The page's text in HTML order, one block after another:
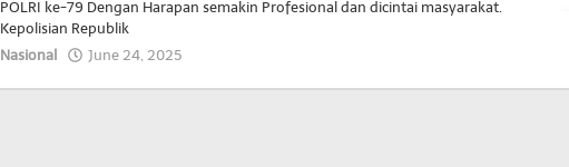
POLRI ke-79 Dengan Harapan semakin Profesional dan dicintai masyarakat.
Kepolisian Republik
Nasional
June 24, 2025